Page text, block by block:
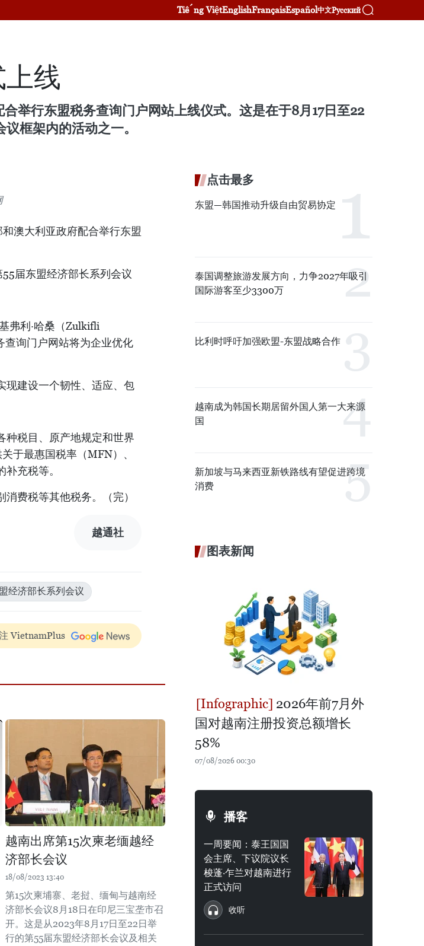
Tiếng ViệtEnglishFrançaisEspañol中文Русский
线
举行东盟税务查询门户网站上线仪式。这是在于8月17日至22
框架内的活动之一。
澳大利亚政府配合举行东盟
届东盟经济部长系列会议
弗利·哈桑（Zulkifli
查询门户网站将为企业优化
现建设一个韧性、适应、包
种税目、原产地规定和世界
于最惠国税率（MFN）、
充税等。
费税等其他税务。（完）
越通社
经济部长系列会议
VietnamPlus
越南出席第15次柬老缅越经
济部长会议
18/08/2023 13:40
第15次柬埔寨、老挝、缅甸与越南经
济部长会议8月18日在印尼三宝垄市召
开。这是从2023年8月17日至22日举
行的第55届东盟经济部长会议及相关
点击最多
东盟—韩国推动升级自由贸易协定
泰国调整旅游发展方向，力争2027年吸引
国际游客至少3300万
比利时呼吁加强欧盟-东盟战略合作
越南成为韩国长期居留外国人第一大来源
国
新加坡与马来西亚新铁路线有望促进跨境
消费
图表新闻
2026年前7月外
国对越南注册投资总额增长
58%
07/08/2026 00:30
播客
一周要闻：泰王国国
会主席、下议院议长
梭蓬·乍兰对越南进行
正式访问
收听